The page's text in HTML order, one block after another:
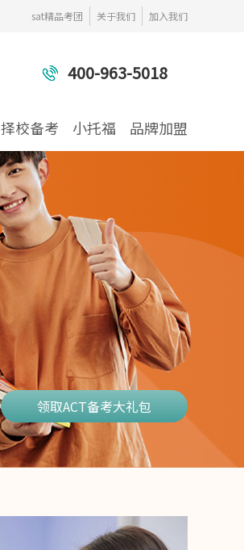
sat精品考团 关于我们 加入我们
400-963-5018
择校备考 小托福 品牌加盟
领取ACT备考大礼包